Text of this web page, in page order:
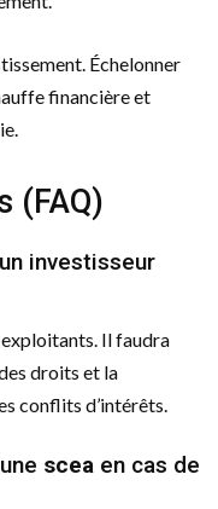
Échelonner
financière et
(FAQ)
investisseur
Il faudra
droits et la
conflits d’intérêts.
scea en cas de